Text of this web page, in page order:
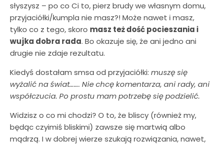
słyszysz – po co Ci to, pierz brudy we własnym domu,
przyjaciółki/kumpla nie masz?! Może nawet i masz,
tylko co z tego, skoro masz też dość pocieszania i
wujka dobra rada. Bo okazuje się, że ani jedno ani
drugie nie zdaje rezultatu.
Kiedyś dostałam smsa od przyjaciółki: muszę się
wyżalić na świat……. Nie chcę komentarza, ani rady, ani
współczucia. Po prostu mam potrzebę się podzielić.
Widzisz o co mi chodzi? O to, że bliscy (również my,
będąc czyimiś bliskimi) zawsze się martwią albo
mądrzą. I w dobrej wierze szukają rozwiązania, nawet,